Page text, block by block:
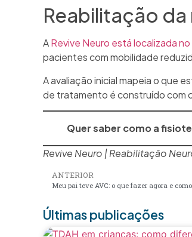
Reabilitação da
ARevive Neuro está localizada
pacientes com mobilidade
A avaliação inicial mapeia o que
de tratamento é construído com
Quer saber como a
Revive Neuro | Reabilitação
ANTERIOR
Meu pai teve AVC: o que fazer agora e
Últimas publicações